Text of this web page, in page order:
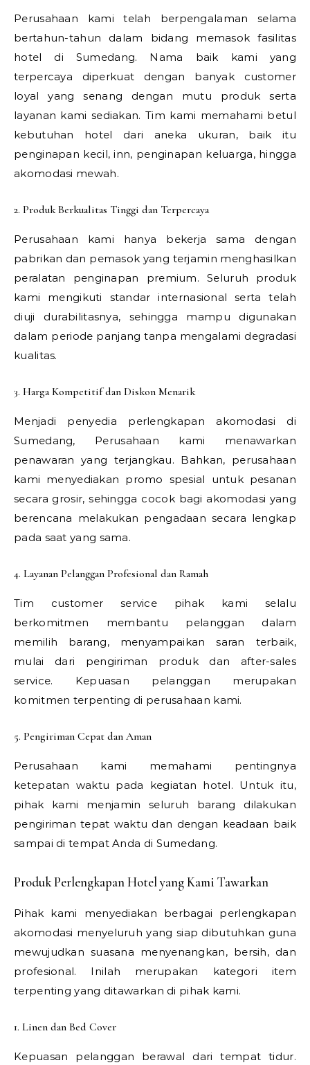
Perusahaan kami telah berpengalaman selama
bertahun-tahun dalam bidang memasok fasilitas
hotel di Sumedang. Nama baik kami yang
terpercaya diperkuat dengan banyak customer
loyal yang senang dengan mutu produk serta
layanan kami sediakan. Tim kami memahami betul
kebutuhan hotel dari aneka ukuran, baik itu
penginapan kecil, inn, penginapan keluarga, hingga
akomodasi mewah.
2. Produk Berkualitas Tinggi dan Terpercaya
Perusahaan kami hanya bekerja sama dengan
pabrikan dan pemasok yang terjamin menghasilkan
peralatan penginapan premium. Seluruh produk
kami mengikuti standar internasional serta telah
diuji durabilitasnya, sehingga mampu digunakan
dalam periode panjang tanpa mengalami degradasi
kualitas.
3. Harga Kompetitif dan Diskon Menarik
Menjadi penyedia perlengkapan akomodasi di
Sumedang, Perusahaan kami menawarkan
penawaran yang terjangkau. Bahkan, perusahaan
kami menyediakan promo spesial untuk pesanan
secara grosir, sehingga cocok bagi akomodasi yang
berencana melakukan pengadaan secara lengkap
pada saat yang sama.
4. Layanan Pelanggan Profesional dan Ramah
Tim customer service pihak kami selalu
berkomitmen membantu pelanggan dalam
memilih barang, menyampaikan saran terbaik,
mulai dari pengiriman produk dan after-sales
service. Kepuasan pelanggan merupakan
komitmen terpenting di perusahaan kami.
5. Pengiriman Cepat dan Aman
Perusahaan kami memahami pentingnya
ketepatan waktu pada kegiatan hotel. Untuk itu,
pihak kami menjamin seluruh barang dilakukan
pengiriman tepat waktu dan dengan keadaan baik
sampai di tempat Anda di Sumedang.
Produk Perlengkapan Hotel yang Kami Tawarkan
Pihak kami menyediakan berbagai perlengkapan
akomodasi menyeluruh yang siap dibutuhkan guna
mewujudkan suasana menyenangkan, bersih, dan
profesional. Inilah merupakan kategori item
terpenting yang ditawarkan di pihak kami.
1. Linen dan Bed Cover
Kepuasan pelanggan berawal dari tempat tidur.